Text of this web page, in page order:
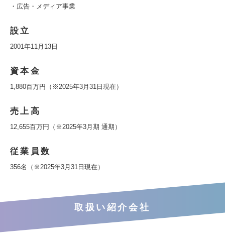
・広告・メディア事業
設立
2001年11月13日
資本金
1,880百万円（※2025年3月31日現在）
売上高
12,655百万円（※2025年3月期 通期）
従業員数
356名（※2025年3月31日現在）
取扱い紹介会社